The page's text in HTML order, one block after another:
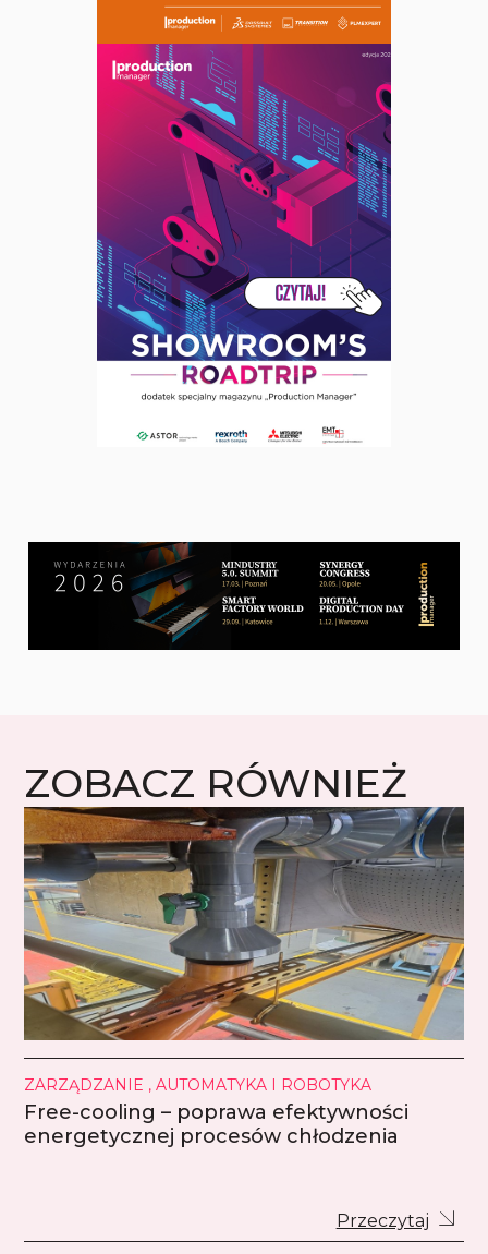
ZOBACZ RÓWNIEŻ
ZARZĄDZANIE , AUTOMATYKA I ROBOTYKA
Free-cooling – poprawa efektywności
energetycznej procesów chłodzenia
Przeczytaj